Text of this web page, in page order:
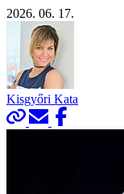
2026. 06. 17.
Kisgyőri Kata